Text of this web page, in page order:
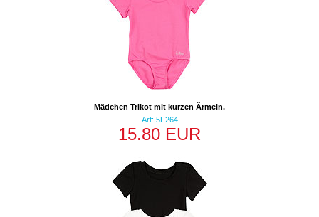
Mädchen Trikot mit kurzen Ärmeln.
Art: 5F264
15.80 EUR